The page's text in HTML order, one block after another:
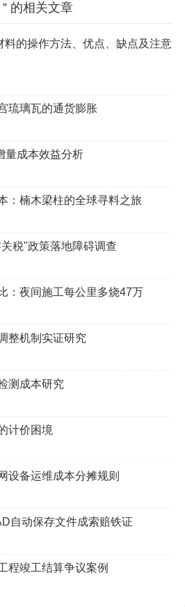
的相关文章
料的操作方法、优点、缺点及注意
琉璃瓦的通货膨胀
量成本效益分析
：楠木梁柱的全球寻料之旅
税"政策落地障碍调查
：夜间施工每公里多烧47万
整机制实证研究
测成本研究
计价困境
设备运维成本分摊规则
自动保存文件成索赔铁证
程竣工结算争议案例